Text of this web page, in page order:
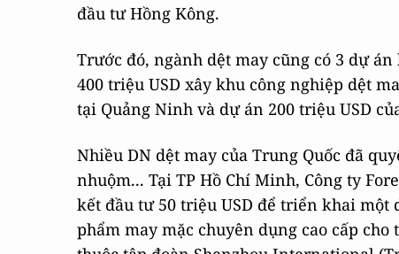
đầu tư Hồng Kông.
Trước đó, ngành dệt may cũng có 3 dự
400 triệu USD xây khu công nghiệp dệt
tại Quảng Ninh và dự án 200 triệu USD
Nhiều DN dệt may của Trung Quốc đã
nhuộm... Tại TP Hồ Chí Minh, Công ty
kết đầu tư 50 triệu USD để triển khai một
phẩm may mặc chuyên dụng cao cấp